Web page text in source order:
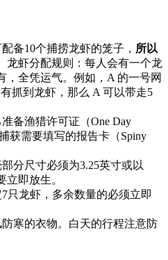
备10个捕捞龙虾的笼子， 所以
龙虾分配规则：每人会有一个龙
，全凭运气。例如，A 的一号网
抓到龙虾，那么 A 可以带走5
备渔猎许可证（One Day
获需要填写的报告卡（Spiny
分尺寸必须为3.25英寸或以
立即放生。
只龙虾，多余数量的必须立即
寒的衣物。白天的行程注意防